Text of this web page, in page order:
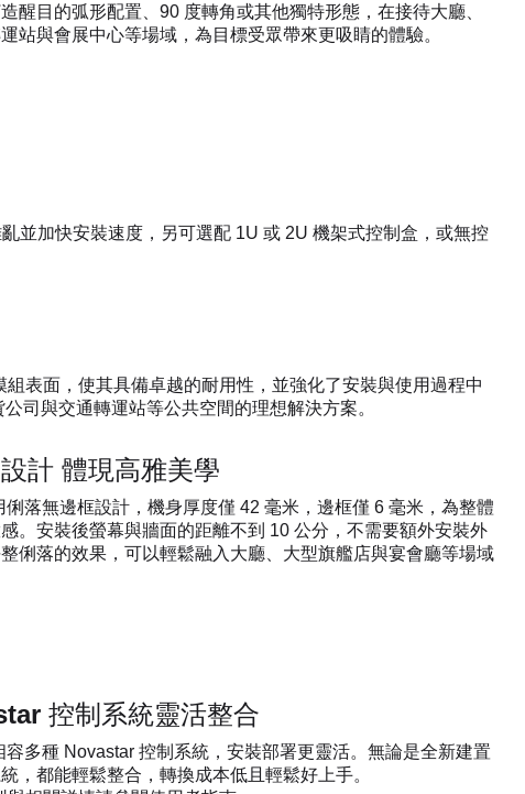
醒目的弧形配置、90 度轉角或其他獨特形態，在接待大廳、
站與會展中心等場域，為目標受眾帶來更吸睛的體驗。​
並加快安裝速度，另可選配 1U 或 2U 機架式控制盒，或無控
表面，使其具備卓越的耐用性，並強化了安裝與使用過程中
司與交通轉運站​等公共空間的理想解決方案。​
計 體現高雅美學
俐落無邊框設計，機身厚度僅 42 毫米，邊框僅 6 毫米，為整體
。安裝後螢幕與牆面的距離不到 10 公分，不需要額外安裝外
俐落的效果，可以輕鬆融入大廳、大型旗艦店與宴會廳等場域
控制系統靈活整合​
容多種 Novastar 控制系統，安裝部署更靈活。無論是全新建置
，都能輕鬆整合，轉換成本低且輕鬆好上手。​